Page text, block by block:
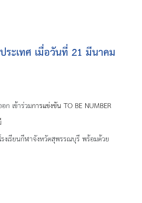
ระเทศ เมื่อวันที่ 21 มีนาคม
ก เข้าร่วมการแข่งขัน TO BE NUMBER
งเรียนกีฬาจังหวัดสุพรรณบุรี พร้อมด้วย